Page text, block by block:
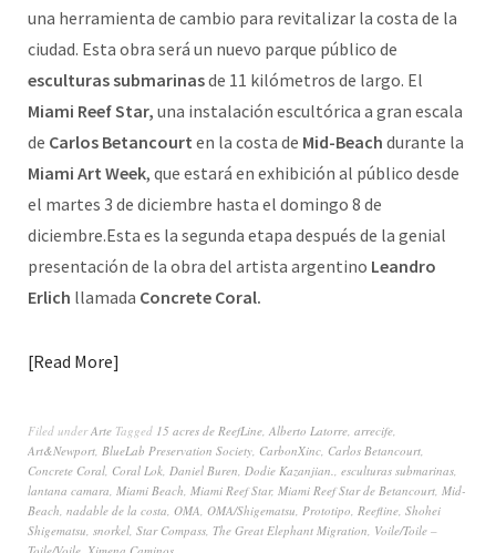
una herramienta de cambio para revitalizar la costa de la
ciudad. Esta obra será un nuevo parque público de
esculturas submarinasde 11 kilómetros de largo. El
Miami Reef Star, una instalación escultórica a gran escala
de Carlos Betancourt en la costa de Mid-Beach durante la
Miami Art Week, que estará en exhibición al público desde
el martes 3 de diciembre hasta el domingo 8 de
diciembre.Esta es la segunda etapa después de la genial
presentación de la obra del artista argentino Leandro
Erlich llamada Concrete Coral.
Read More
Filed underArte Tagged 15 acres de ReefLine, Alberto Latorre, arrecife,
Art&Newport, BlueLab Preservation Society, CarbonXinc, Carlos Betancourt,
Concrete Coral, Coral Lok, Daniel Buren, Dodie Kazanjian., esculturas submarinas,
lantana camara, Miami Beach, Miami Reef Star, Miami Reef Star de Betancourt, Mid-
Beach, nadable de la costa, OMA, OMA/Shigematsu, Prototipo, Reefline, Shohei
Shigematsu, snorkel, Star Compass, The Great Elephant Migration, Voile/Toile –